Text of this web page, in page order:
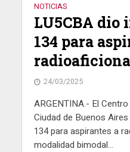
NOTICIAS
LU5CBA dio
134 para
24/03/2025
ARGENTINA.- El
Ciudad de Buenos
134 para aspirantes a
modalidad bimodal...